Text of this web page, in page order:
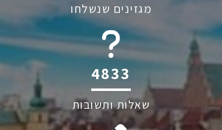
מגזינים שנשלחו
6045
שאלות ותשובות